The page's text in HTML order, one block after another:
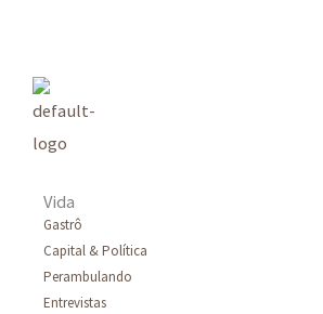
Vida
Gastrô
Capital & Política
Perambulando
Entrevistas